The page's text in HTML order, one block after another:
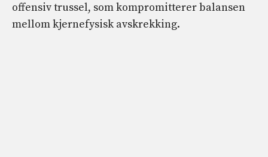
offensiv trussel, som kompromitterer balansen
mellom kjernefysisk avskrekking.